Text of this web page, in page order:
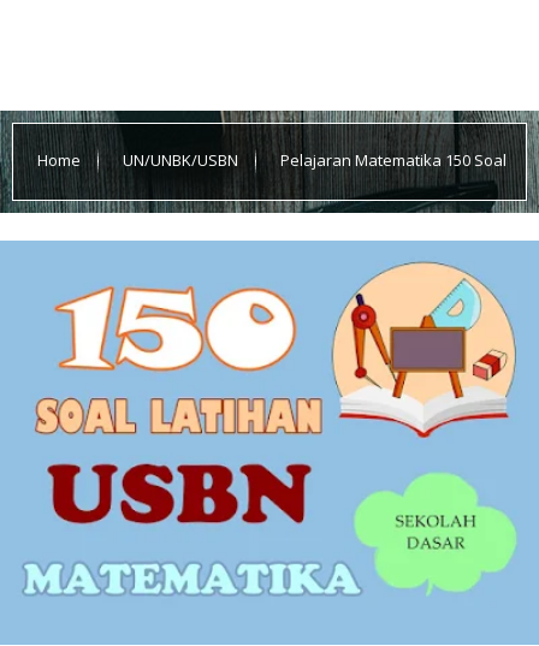
Home UN/UNBK/USBN Pelajaran Matematika 150 Soal